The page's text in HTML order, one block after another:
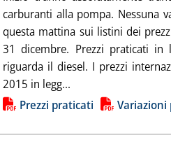
carburanti alla pompa. Nessuna
questa mattina sui listini dei
31 dicembre. Prezzi praticati in
riguarda il diesel. I prezzi
2015 in legg...
notizia
Prezzi praticati Variazioni